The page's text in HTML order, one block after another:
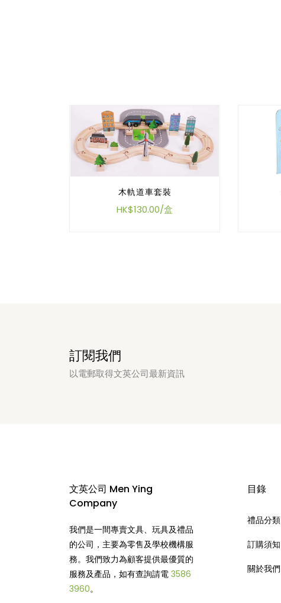
木軌道車套裝
HK$130.00/盒
訂閱我們
以電郵取得文英公司最新資訊
文英公司 Men Ying
Company
我們是一間專賣文具、玩具及禮品
的公司，主要為零售及學校機構服
務。我們致力為顧客提供最優質的
服務及產品，如有查詢請電 3586
3960。
目錄
禮品分類
訂購須知
關於我們